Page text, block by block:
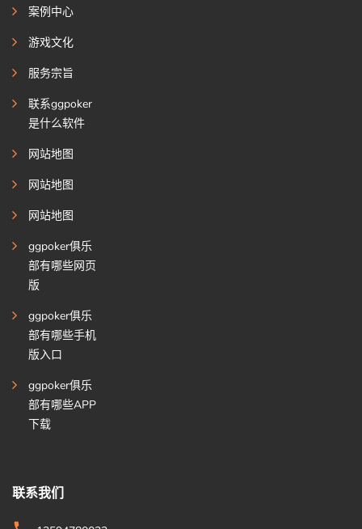
案例中心
游戏文化
服务宗旨
联系ggpoker
是什么软件
网站地图
网站地图
网站地图
ggpoker俱乐
部有哪些网页
版
ggpoker俱乐
部有哪些手机
版入口
ggpoker俱乐
部有哪些APP
下载
联系我们